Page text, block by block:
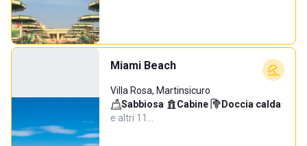
Miami Beach
Villa Rosa, Martinsicuro
Sabbiosa· Cabine· Doccia calda·
e altri 11…